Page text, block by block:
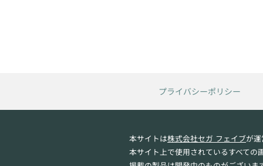
プライバシーポリシー
本サイトは株式会社セガ フェイブが
本サイト上で使用されているすべて